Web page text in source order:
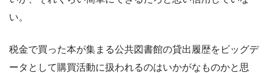
い。
税金で買った本が集まる公共図書館の貸出履歴をビッグデ
ータとして購買活動に扱われるのはいかがなものかと思